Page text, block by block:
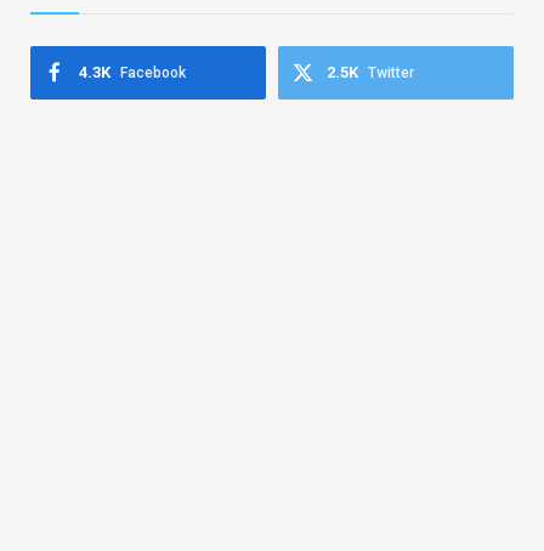
Facebook
4.3K Twitter
2.5K